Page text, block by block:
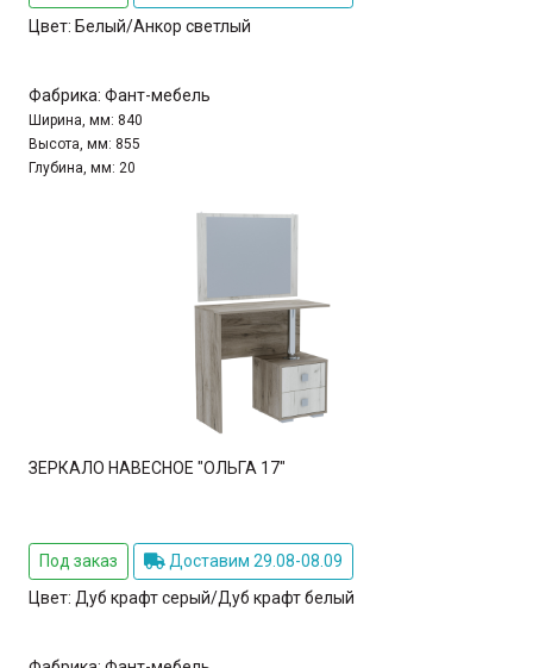
Цвет: Белый/Анкор светлый
Фабрика: Фант-мебель
Ширина, мм: 840
Высота, мм: 855
Глубина, мм: 20
ЗЕРКАЛО НАВЕСНОЕ "ОЛЬГА 17"
Под заказ
Доставим 29.08-08.09
Цвет: Дуб крафт серый/Дуб крафт белый